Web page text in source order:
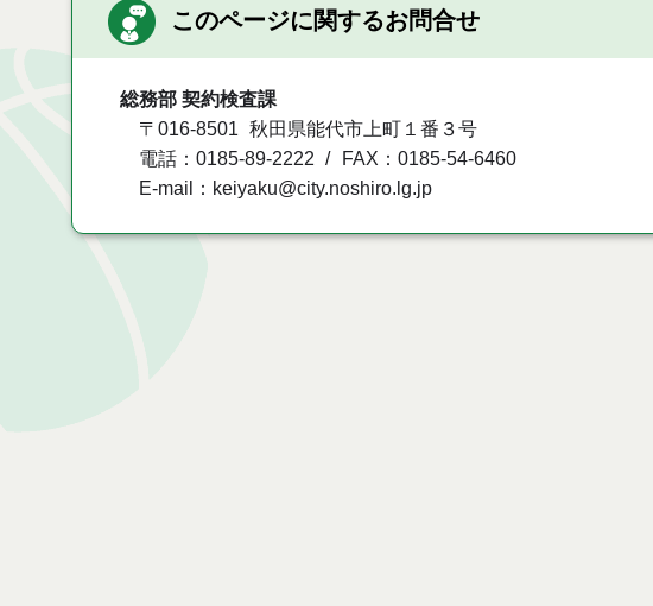
このページに関するお問合せ
総務部 契約検査課
〒016-8501 秋田県能代市上町１番３号
電話：0185-89-2222
FAX：0185-54-6460
E-mail：keiyaku@city.noshiro.lg.jp